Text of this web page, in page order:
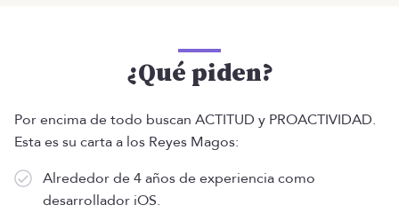
¿Qué piden?
Por encima de todo buscan ACTITUD y PROACTIVIDAD.
Esta es su carta a los Reyes Magos:
Alrededor de 4 años de experiencia como
desarrollador iOS.